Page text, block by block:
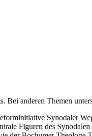
Bei anderen Themen
Synodaler
Figuren des